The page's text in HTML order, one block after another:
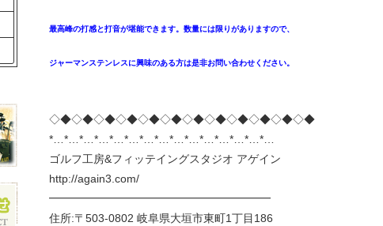
最高峰の打感と打音が堪能できます。数量には限りがありますので、
ジャーマンステンレスに興味のある方は是非お問い合わせください。
◇◆◇◆◇◆◇◆◇◆◇◆◇◆◇◆◇◆◇◆◇◆◇◆
*…*…*…*…*…*…*…*…*…*…*…*…*…*…*…
ゴルフ工房&フィッテイングスタジオ アゲイン
http://again3.com/
━━━━━━━━━━━━━━━━━━━━
住所:〒503-0802 岐阜県大垣市東町1丁目186